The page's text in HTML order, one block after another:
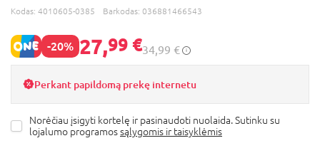
Kodas: 4010605-0385 Barkodas: 036881466543
-20% 27,99 €34,99 €
Perkant papildomą prekę internetu
Norėčiau įsigyti kortelę ir pasinaudoti nuolaida. Sutinku su
lojalumo programossąlygomis ir taisyklėmis